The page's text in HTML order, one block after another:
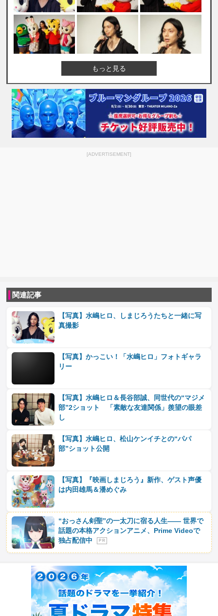
もっと見る
[ADVERTISEMENT]
関連記事
【写真】水嶋ヒロ、しまじろうたちと一緒に写
真撮影
【写真】かっこい！「水嶋ヒロ」フォトギャラ
リー
【写真】水嶋ヒロ＆長谷部誠、同世代の“マジメ
部”2ショット 「素敵な友達関係」羨望の眼差
し
【写真】水嶋ヒロ、松山ケンイチとの“パパ
部”ショット公開
【写真】『映画しまじろう』新作、ゲスト声優
は内田雄馬＆潘めぐみ
“おっさん剣聖”の一太刀に宿る人生―― 世界で
話題の本格アクションアニメ、Prime Videoで
独占配信中
P R